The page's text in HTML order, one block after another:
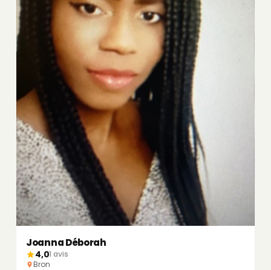
Joanna Déborah
4,01 avis
Bron